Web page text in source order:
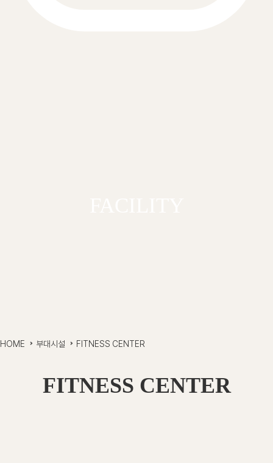
HOME 부대시설 FITNESS CENTER
FITNESS CENTER